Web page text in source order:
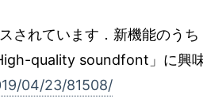
されています．新機能のうち
quality soundfont」に興
04/23/81508/